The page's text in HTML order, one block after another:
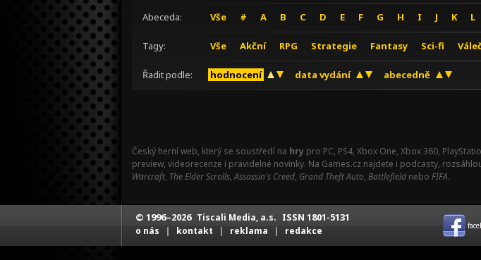
Abeceda: Vše # A B C D E F G H I J K L
Tagy: Vše Akční RPG Strategie Fantasy Sci-fi
Řadit podle: hodnocení data vydání abecedně
Český herní web, který se soustředí na hry pro PC, PS4, Xbox One, Xbox 360,
preview, videorecenze i pravidelné novinky. Na Games.cz najdete i podcasty,
Warcraft, The Elder Scrolls,Assassin's Creed, Grand Theft Auto, Battlefield nebo FIFA.
© 1996–2026 Tiscali Media, a.s. ISSN 1801-5131
o nás | kontakt | reklama | redakce